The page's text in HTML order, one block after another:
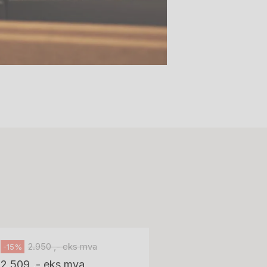
-15% 2.950 ,- eks mva
2.509 ,- eks mva